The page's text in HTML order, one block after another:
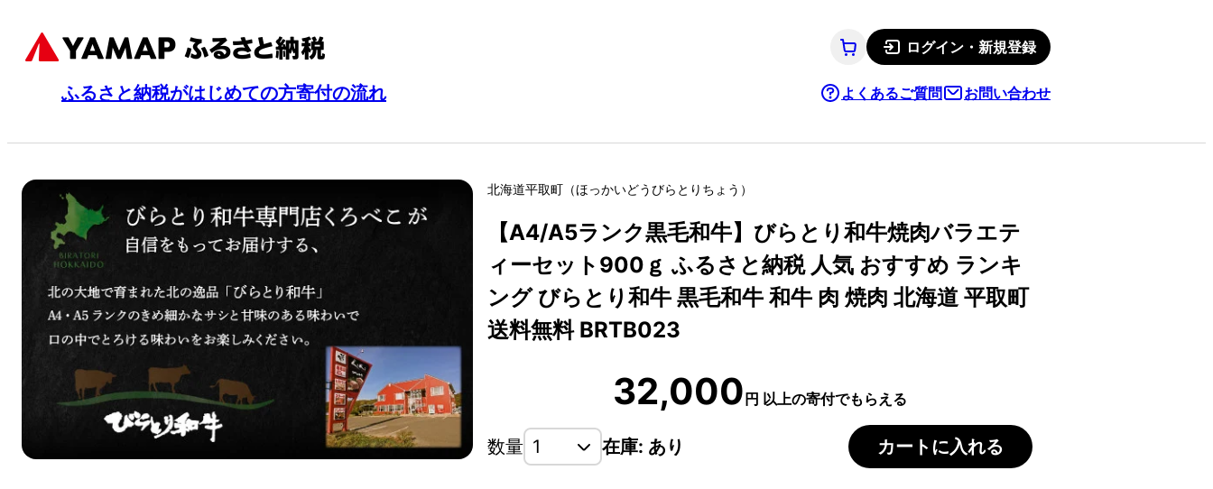
ログイン・新規登録
ふるさと納税がはじめての方寄付の流れ よくあるご質問 お問い合わせ
北海道平取町 （ほっかいどうびらとりちょう ）
【A4/A5ランク黒毛和牛】びらとり和牛焼肉バラエテ
ィーセット900ｇ ふるさと納税 人気 おすすめ ランキ
ング びらとり和牛 黒毛和牛 和牛 肉 焼肉 北海道 平取町
送料無料 BRTB023
32,000円 以上の寄付でもらえる
数量 在庫: あり カートに入れる